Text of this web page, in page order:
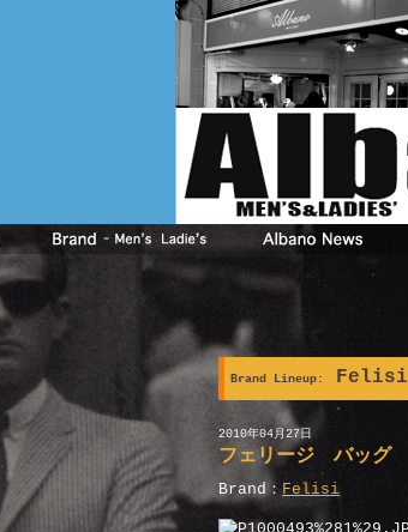
Brand Lineup: Felisi
2010年04月27日
フェリージ バッグ
Brand：Felisi